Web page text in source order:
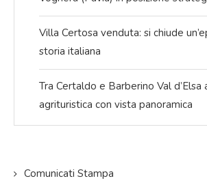
Villa Certosa venduta: si chiude
storia italiana
Tra Certaldo e Barberino Val d’Elsa
agrituristica con vista panoramica
Comunicati Stampa